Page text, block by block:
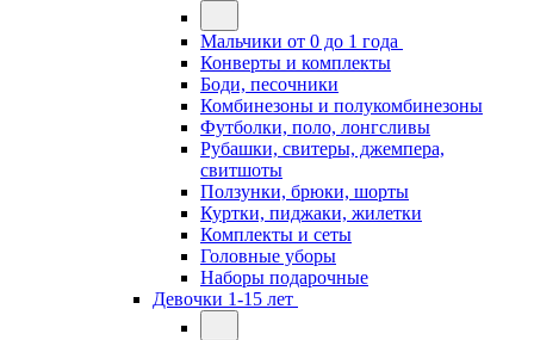
Мальчики от 0 до 1 года
Конверты и комплекты
Боди, песочники
Комбинезоны и полукомбинезоны
Футболки, поло, лонгсливы
Рубашки, свитеры, джемпера,
свитшоты
Ползунки, брюки, шорты
Куртки, пиджаки, жилетки
Комплекты и сеты
Головные уборы
Наборы подарочные
Девочки 1-15 лет